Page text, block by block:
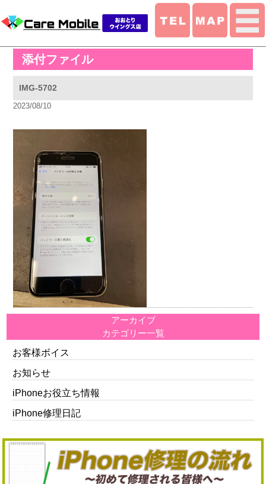
添付ファイル
IMG-5702
2023/08/10
アーカイブ
カテゴリー一覧
お客様ボイス
お知らせ
iPhoneお役立ち情報
iPhone修理日記